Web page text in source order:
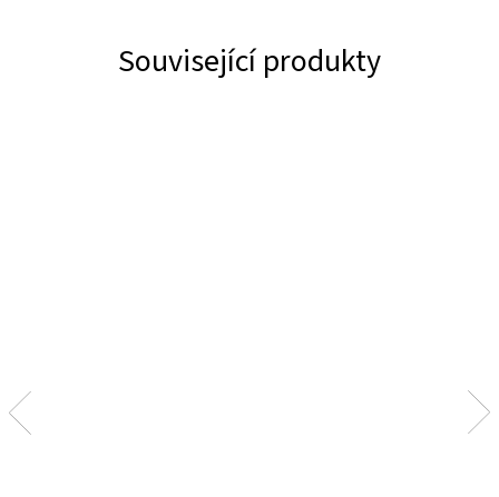
Související produkty